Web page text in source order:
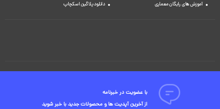
آموزش های رایگان معماری
دانلود پلاگین اسکچاپ
با عضویت در خبرنامه
از آخرین آپدیت ها و محصولات جدید با خبر شوید